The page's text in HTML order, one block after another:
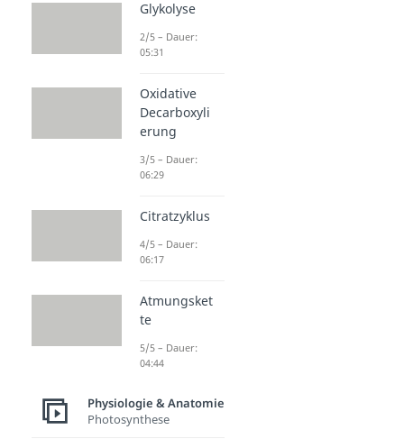
Glykolyse
2/5 – Dauer:
05:31
Oxidative
Decarboxyli
erung
3/5 – Dauer:
06:29
Citratzyklus
4/5 – Dauer:
06:17
Atmungsket
te
5/5 – Dauer:
04:44
Physiologie & Anatomie
Photosynthese